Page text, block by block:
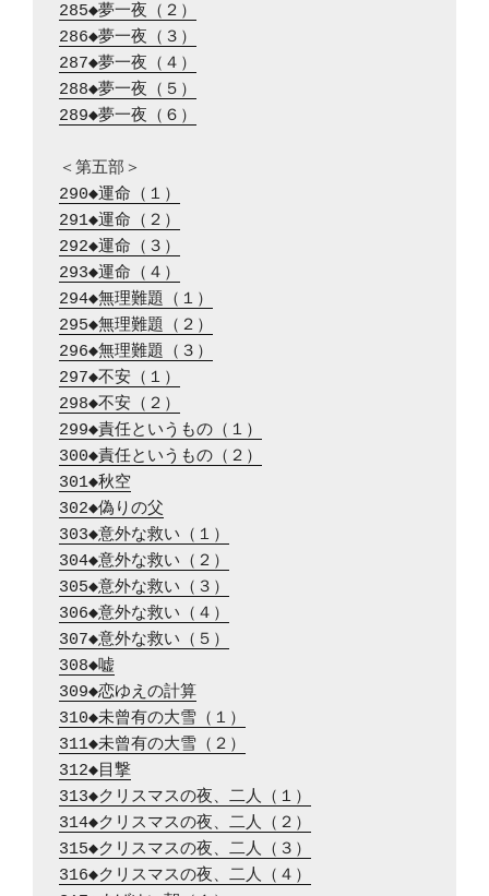
285◆夢一夜（２）
286◆夢一夜（３）
287◆夢一夜（４）
288◆夢一夜（５）
289◆夢一夜（６）
290◆運命（１）
291◆運命（２）
292◆運命（３）
293◆運命（４）
294◆無理難題（１）
295◆無理難題（２）
296◆無理難題（３）
297◆不安（１）
298◆不安（２）
299◆責任というもの（１）
300◆責任というもの（２）
301◆秋空
302◆偽りの父
303◆意外な救い（１）
304◆意外な救い（２）
305◆意外な救い（３）
306◆意外な救い（４）
307◆意外な救い（５）
308◆嘘
309◆恋ゆえの計算
310◆未曾有の大雪（１）
311◆未曾有の大雪（２）
312◆目撃
313◆クリスマスの夜、二人（１）
314◆クリスマスの夜、二人（２）
315◆クリスマスの夜、二人（３）
316◆クリスマスの夜、二人（４）